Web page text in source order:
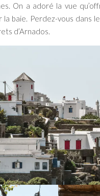
On a adoré la vue
la baie. Perdez-vous dans
d’Arnados.